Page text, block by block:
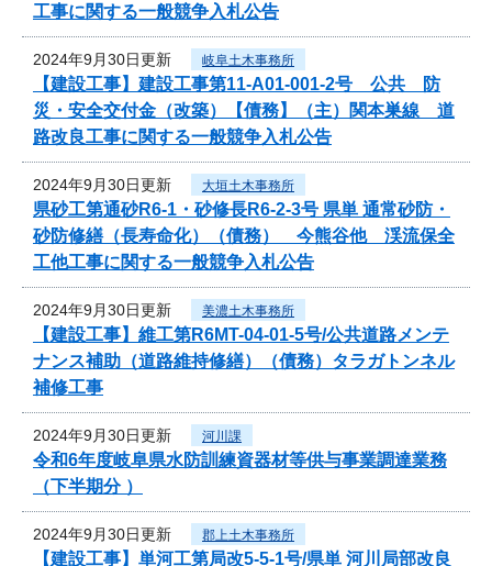
工事に関する一般競争入札公告
2024年9月30日更新 岐阜土木事務所
【建設工事】建設工事第11-A01-001-2号 公共 防
災・安全交付金（改築）【債務】（主）関本巣線 道
路改良工事に関する一般競争入札公告
2024年9月30日更新 大垣土木事務所
県砂工第通砂R6-1・砂修長R6-2-3号 県単 通常砂防・
砂防修繕（長寿命化）（債務） 今熊谷他 渓流保全
工他工事に関する一般競争入札公告
2024年9月30日更新 美濃土木事務所
【建設工事】維工第R6MT-04-01-5号/公共道路メンテ
ナンス補助（道路維持修繕）（債務）タラガトンネル
補修工事
2024年9月30日更新 河川課
令和6年度岐阜県水防訓練資器材等供与事業調達業務
（下半期分 ）
2024年9月30日更新 郡上土木事務所
【建設工事】単河工第局改5-5-1号/県単 河川局部改良